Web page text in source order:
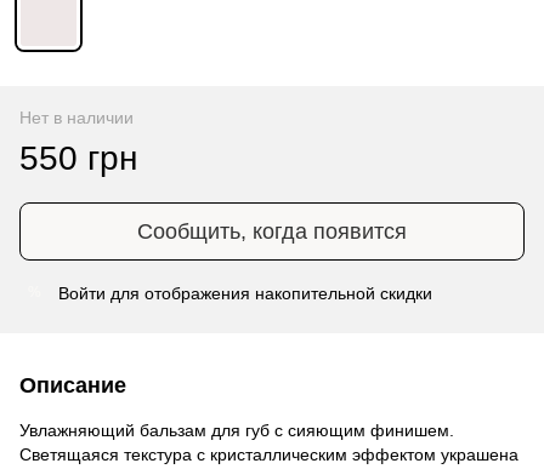
Нет в наличии
550 грн
Сообщить, когда появится
Войти для отображения накопительной скидки
Описание
Увлажняющий бальзам для губ с сияющим финишем.
Светящаяся текстура с кристаллическим эффектом украшена